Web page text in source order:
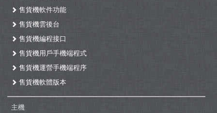
售貨機軟件功能
售貨機雲後台
售貨機編程接口
售貨機用戶手機端程式
售貨機運營手機端程序
售貨機軟體版本
主機